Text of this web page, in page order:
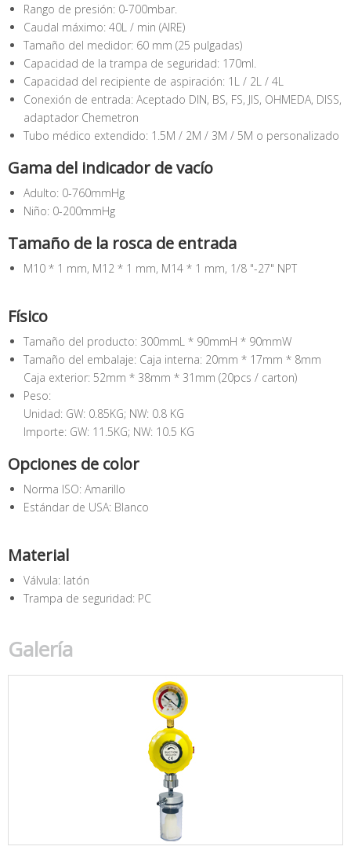
Rango de presión: 0-700mbar.
Caudal máximo: 40L / min (AIRE)
Tamaño del medidor: 60 mm (25 pulgadas)
Capacidad de la trampa de seguridad: 170ml.
Capacidad del recipiente de aspiración: 1L / 2L / 4L
Conexión de entrada: Aceptado DIN, BS, FS, JIS, OHMEDA, DISS,
adaptador Chemetron
Tubo médico extendido: 1.5M / 2M / 3M / 5M o personalizado
Gama del indicador de vacío
Adulto: 0-760mmHg
Niño: 0-200mmHg
Tamaño de la rosca de entrada
M10 * 1 mm, M12 * 1 mm, M14 * 1 mm, 1/8 "-27" NPT
Físico
Tamaño del producto: 300mmL * 90mmH * 90mmW
Tamaño del embalaje: Caja interna: 20mm * 17mm * 8mm
Caja exterior: 52mm * 38mm * 31mm (20pcs / carton)
Peso:
Unidad: GW: 0.85KG; NW: 0.8 KG
Importe: GW: 11.5KG; NW: 10.5 KG
Opciones de color
Norma ISO: Amarillo
Estándar de USA: Blanco
Material
Válvula: latón
Trampa de seguridad: PC
Galería